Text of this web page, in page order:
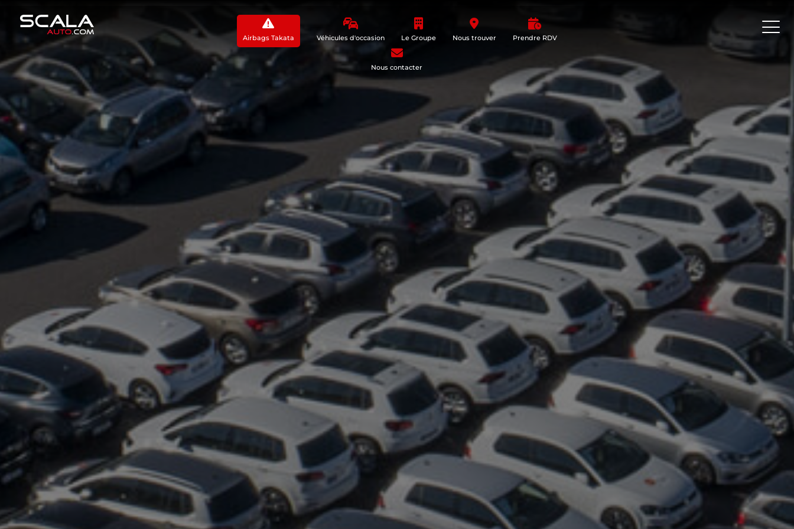
Airbags Takata Véhicules d'occasion Le Groupe Nous trouver Prendre RDV
Nous contacter